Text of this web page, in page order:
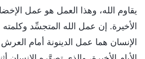
يقاوم الله، وهذا العمل هو عمل
الأخيرة. إن عمل الله المتجسِّد وكلمته
الإنسان هما عمل الدينونة أمام